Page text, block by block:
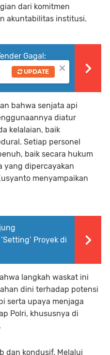
dari komitmen
akuntabilitas institusi.
Gagal:
Tais Mulai
bahwa senjata api
diatur
kelalaian, baik
Setiap personel
baik secara hukum
yang dipercayakan
menyampaikan
Proyek di
langkah waskat ini
dini terhadap potensi
serta upaya menjaga
Polri, khususnya di
dan kondusif. Melalui
×
UPDATE